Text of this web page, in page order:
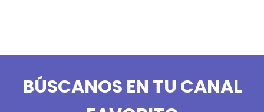
BÚSCANOS EN TU CANAL